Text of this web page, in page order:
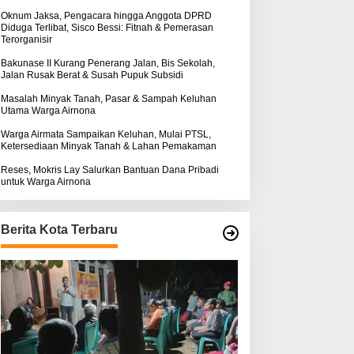
Warga Airnona
Hukum Kasus Sebastian
Bokol Sarat Rekayasa
:Oknum Jaksa, Pengacara hingga Anggota DPRD
Diduga Terlibat, Sisco Bessi: Fitnah & Pemerasan
Terorganisir
Bakunase II Kurang Penerang Jalan, Bis Sekolah,
Jalan Rusak Berat & Susah Pupuk Subsidi
Masalah Minyak Tanah, Pasar & Sampah Keluhan
Utama Warga Airnona
Warga Airmata Sampaikan Keluhan, Mulai PTSL,
Ketersediaan Minyak Tanah & Lahan Pemakaman
Reses, Mokris Lay Salurkan Bantuan Dana Pribadi
untuk Warga Airnona
Berita Kota Terbaru